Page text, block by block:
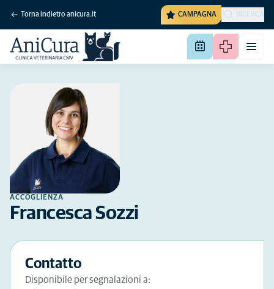
Torna indietro anicura.it CAMPAGNA RICERCA
ACCOGLIENZA
Francesca Sozzi
Contatto
Disponibile per segnalazioni a: